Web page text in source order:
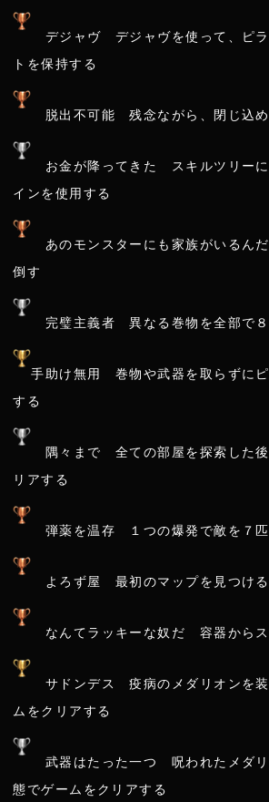
デジャヴ デジャヴを使って、ピラ
トを保持する
脱出不可能 残念ながら、閉じ込め
お金が降ってきた スキルツリー
インを使用する
あのモンスターにも家族がいるん
倒す
完璧主義者 異なる巻物を全部で８
手助け無用 巻物や武器を取らずに
する
隅々まで 全ての部屋を探索した後
リアする
弾薬を温存 １つの爆発で敵を７匹
よろず屋 最初のマップを見つける
なんてラッキーな奴だ 容器からス
サドンデス 疫病のメダリオンを装
ムをクリアする
武器はたった一つ 呪われたメダリ
態でゲームをクリアする